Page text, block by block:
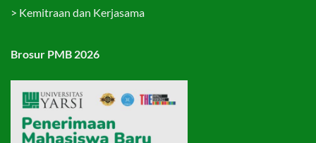
> Kemitraan dan Kerjasama
Brosur PMB 2026